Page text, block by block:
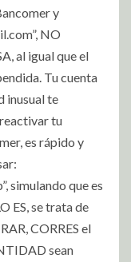
y
”, NO
al igual que el
Tu cuenta
inusual te
tu
es rápido y
simulando que es
ES, se trata de
CORRES el
sean